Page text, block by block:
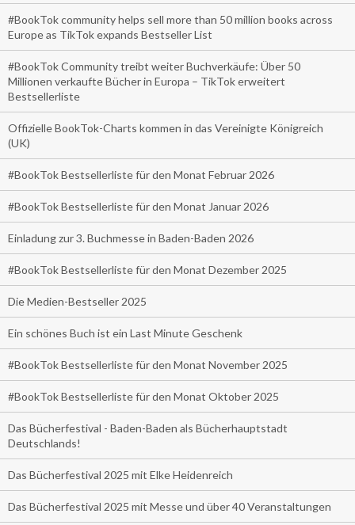
#BookTok community helps sell more than 50 million books across
Europe as TikTok expands Bestseller List
#BookTok Community treibt weiter Buchverkäufe: Über 50
Millionen verkaufte Bücher in Europa – TikTok erweitert
Bestsellerliste
Offizielle BookTok-Charts kommen in das Vereinigte Königreich
(UK)
#BookTok Bestsellerliste für den Monat Februar 2026
#BookTok Bestsellerliste für den Monat Januar 2026
Einladung zur 3. Buchmesse in Baden-Baden 2026
#BookTok Bestsellerliste für den Monat Dezember 2025
Die Medien-Bestseller 2025
Ein schönes Buch ist ein Last Minute Geschenk
#BookTok Bestsellerliste für den Monat November 2025
#BookTok Bestsellerliste für den Monat Oktober 2025
Das Bücherfestival - Baden-Baden als Bücherhauptstadt
Deutschlands!
Das Bücherfestival 2025 mit Elke Heidenreich
Das Bücherfestival 2025 mit Messe und über 40 Veranstaltungen